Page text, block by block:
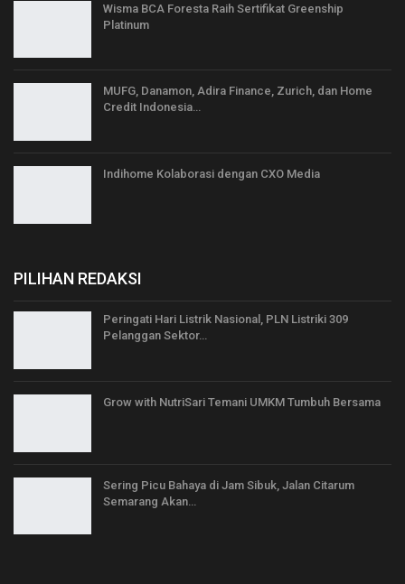
Wisma BCA Foresta Raih Sertifikat Greenship
Platinum
MUFG, Danamon, Adira Finance, Zurich, dan Home
Credit Indonesia…
Indihome Kolaborasi dengan CXO Media
PILIHAN REDAKSI
Peringati Hari Listrik Nasional, PLN Listriki 309
Pelanggan Sektor…
Grow with NutriSari Temani UMKM Tumbuh Bersama
Sering Picu Bahaya di Jam Sibuk, Jalan Citarum
Semarang Akan…